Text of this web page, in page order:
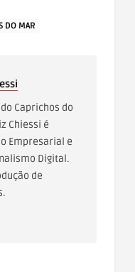
DO MAR
Caprichos do
Chiessi é
Empresarial e
Digital.
de